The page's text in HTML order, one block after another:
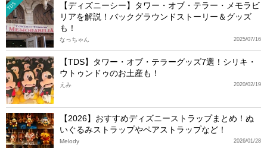
TDS
【ディズニーシー】タワー・オブ・テラー・メモラビ
リアを解説！バックグラウンドストーリー＆グッズ
も！
2025/07/16
なっちゃん
【TDS】タワー・オブ・テラーグッズ7選！シリキ・
ウトゥンドゥのお土産も！
2020/02/19
えみ
【2026】おすすめディズニーストラップまとめ！ぬ
いぐるみストラップやペアストラップなど！
2026/01/28
Melody